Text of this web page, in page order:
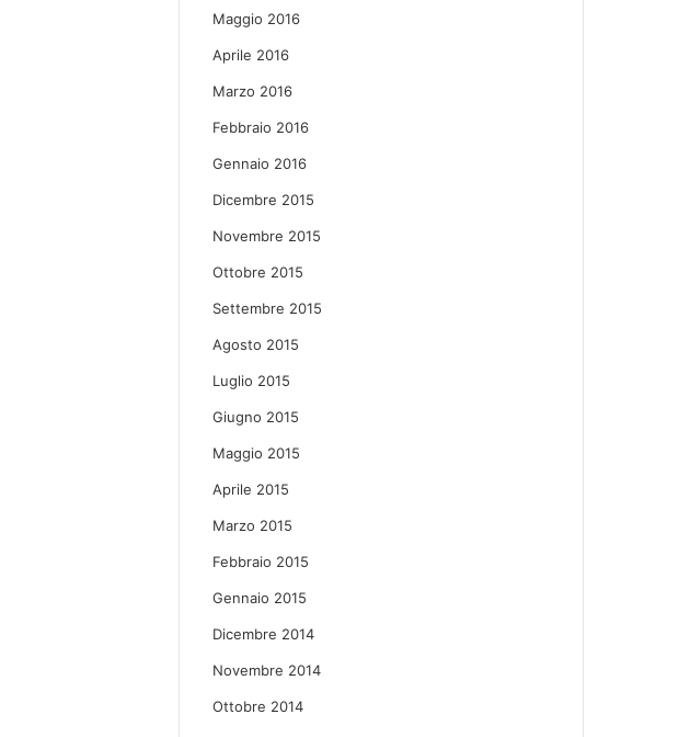
Maggio 2016
Aprile 2016
Marzo 2016
Febbraio 2016
Gennaio 2016
Dicembre 2015
Novembre 2015
Ottobre 2015
Settembre 2015
Agosto 2015
Luglio 2015
Giugno 2015
Maggio 2015
Aprile 2015
Marzo 2015
Febbraio 2015
Gennaio 2015
Dicembre 2014
Novembre 2014
Ottobre 2014